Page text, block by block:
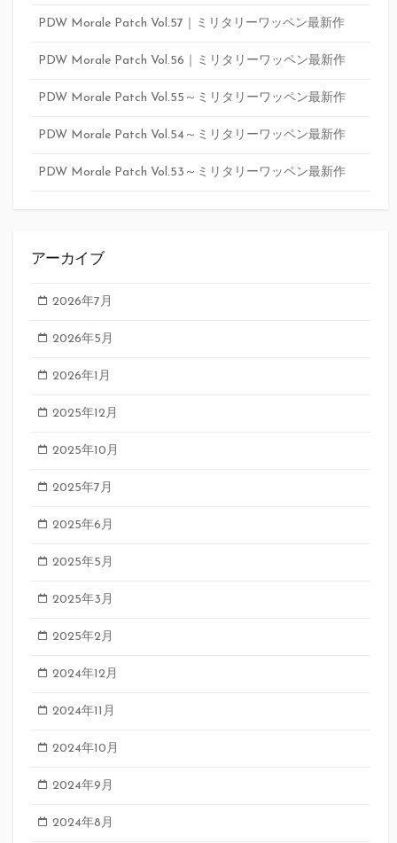
PDW Morale Patch Vol.57｜ミリタリーワッペン最新作
PDW Morale Patch Vol.56｜ミリタリーワッペン最新作
PDW Morale Patch Vol.55～ミリタリーワッペン最新作
PDW Morale Patch Vol.54～ミリタリーワッペン最新作
PDW Morale Patch Vol.53～ミリタリーワッペン最新作
アーカイブ
2026年7月
2026年5月
2026年1月
2025年12月
2025年10月
2025年7月
2025年6月
2025年5月
2025年3月
2025年2月
2024年12月
2024年11月
2024年10月
2024年9月
2024年8月